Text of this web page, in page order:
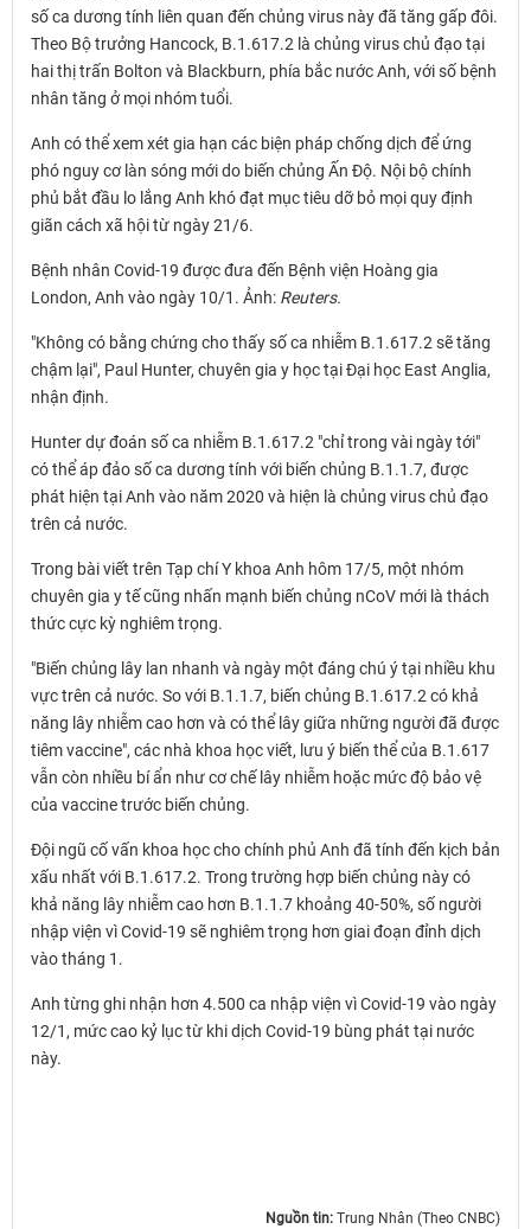
số ca dương tính liên quan đến chủng virus này đã tăng gấp đôi.
Theo Bộ trưởng Hancock, B.1.617.2 là chủng virus chủ đạo tại
hai thị trấn Bolton và Blackburn, phía bắc nước Anh, với số bệnh
nhân tăng ở mọi nhóm tuổi.
Anh có thể xem xét gia hạn các biện pháp chống dịch để ứng
phó nguy cơ làn sóng mới do biến chủng Ấn Độ. Nội bộ chính
phủ bắt đầu lo lắng Anh khó đạt mục tiêu dỡ bỏ mọi quy định
giãn cách xã hội từ ngày 21/6.
Bệnh nhân Covid-19 được đưa đến Bệnh viện Hoàng gia
London, Anh vào ngày 10/1. Ảnh: Reuters.
"Không có bằng chứng cho thấy số ca nhiễm B.1.617.2 sẽ tăng
chậm lại", Paul Hunter, chuyên gia y học tại Đại học East Anglia,
nhận định.
Hunter dự đoán số ca nhiễm B.1.617.2 "chỉ trong vài ngày tới"
có thể áp đảo số ca dương tính với biến chủng B.1.1.7, được
phát hiện tại Anh vào năm 2020 và hiện là chủng virus chủ đạo
trên cả nước.
Trong bài viết trên Tạp chí Y khoa Anh hôm 17/5, một nhóm
chuyên gia y tế cũng nhấn mạnh biến chủng nCoV mới là thách
thức cực kỳ nghiêm trọng.
"Biến chủng lây lan nhanh và ngày một đáng chú ý tại nhiều khu
vực trên cả nước. So với B.1.1.7, biến chủng B.1.617.2 có khả
năng lây nhiễm cao hơn và có thể lây giữa những người đã được
tiêm vaccine", các nhà khoa học viết, lưu ý biến thể của B.1.617
vẫn còn nhiều bí ẩn như cơ chế lây nhiễm hoặc mức độ bảo vệ
của vaccine trước biến chủng.
Đội ngũ cố vấn khoa học cho chính phủ Anh đã tính đến kịch bản
xấu nhất với B.1.617.2. Trong trường hợp biến chủng này có
khả năng lây nhiễm cao hơn B.1.1.7 khoảng 40-50%, số người
nhập viện vì Covid-19 sẽ nghiêm trọng hơn giai đoạn đỉnh dịch
vào tháng 1.
Anh từng ghi nhận hơn 4.500 ca nhập viện vì Covid-19 vào ngày
12/1, mức cao kỷ lục từ khi dịch Covid-19 bùng phát tại nước
này.
Nguồn tin: Trung Nhân (Theo CNBC)